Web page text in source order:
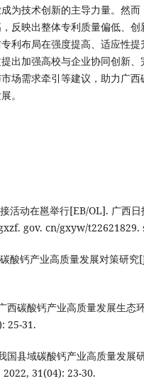
为技术创新的主导力量。然而
反映出整体专利质量偏低、创
利布局在强度提高、适应性
出加强高校与企业协同创新、
场需求牵引等建议，助力广西
。
活动在邕举行[EB/OL]. 广西
gov. cn/gxyw/t22621829.
酸钙产业高质量发展对策研究
西碳酸钙产业高质量发展生态
25-31.
国县域碳酸钙产业高质量发展
2022, 31(04): 23-30.